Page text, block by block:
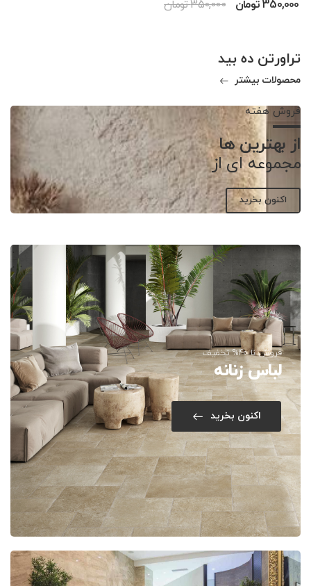
350,000 تومان 350,000 تومان
تراورتن ده بید
محصولات بیشتر
فروش هفته
از بهترین ها
مجموعه ای از
اکنون بخرید
فروش تا 40% تخفیف
لباس زنانه
اکنون بخرید